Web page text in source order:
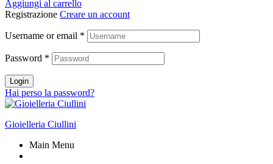
Aggiungi al carrello
Registrazione Creare un account
Username or email *
Password *
Login
Hai perso la password?
Gioielleria Ciullini
Main Menu